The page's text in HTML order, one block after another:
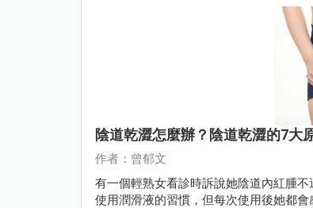
陰道乾澀怎麼辦？陰道乾澀的7大
作者：曾郁文
有一個輕熟女看診時訴說她陰道內紅腫
使用潤滑液的習慣，但每次使用後她都